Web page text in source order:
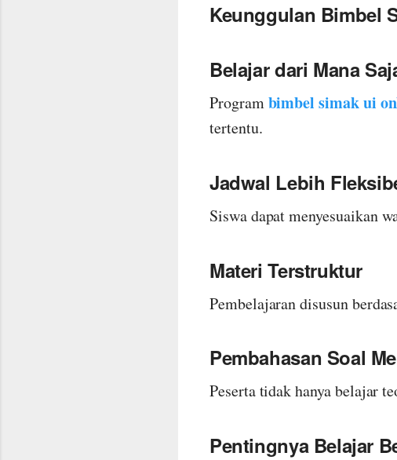
Keunggulan Bimbel
Belajar dari Mana
Programbimbel simak ui
tertentu.
Jadwal Lebih
Siswa dapat menyesuaikan
Materi Terstruktur
Pembelajaran disusun
Pembahasan Soal
Peserta tidak hanya belajar
Pentingnya Belajar